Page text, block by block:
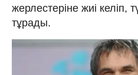
жерлестеріне жиі келіп,
тұрады.